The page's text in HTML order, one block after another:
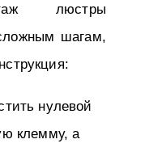
люстры
шагам,
нулевой
клемму, а